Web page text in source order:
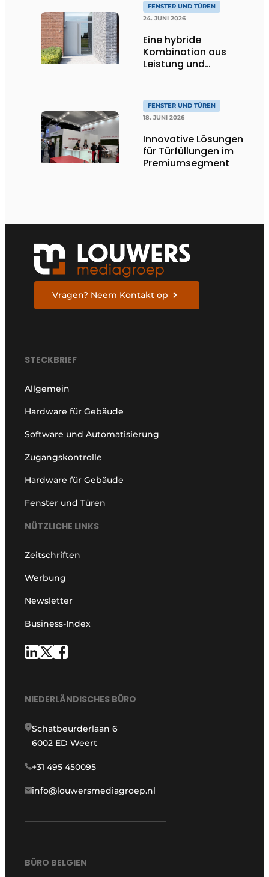
FENSTER UND TÜREN
24. JUNI 2026
Eine hybride
Kombination aus
Leistung und
FENSTER UND TÜREN
18. JUNI 2026
Innovative Lösungen
für Türfüllungen im
Premiumsegment
Vragen? Neem Kontakt op
STECKBRIEF
Allgemein
Hardware für Gebäude
Software und Automatisierung
Zugangskontrolle
Hardware für Gebäude
Fenster und Türen
NÜTZLICHE LINKS
Zeitschriften
Werbung
Newsletter
Business-Index
NIEDERLÄNDISCHES BÜRO
Schatbeurderlaan 6
6002 ED Weert
+31 495 450095
info@louwersmediagroep.nl
BÜRO BELGIEN